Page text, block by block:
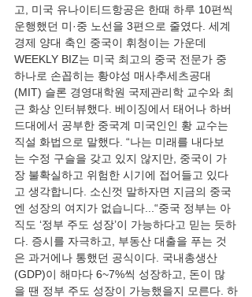
고, 미국 유나이티드항공은 한때 하루 10편씩
운행했던 미·중 노선을 3편으로 줄였다. 세계
경제 양대 축인 중국이 휘청이는 가운데
WEEKLY BIZ는 미국 최고의 중국 전문가 중
하나로 손꼽히는 황야성 매사추세츠공대
(MIT) 슬론 경영대학원 국제관리학 교수와 최
근 화상 인터뷰했다. 베이징에서 태어나 하버
드대에서 공부한 중국계 미국인인 황 교수는
직설 화법으로 말했다. “나는 미래를 내다보
는 수정 구슬을 갖고 있지 않지만, 중국이 가
장 불확실하고 위험한 시기에 접어들고 있다
고 생각합니다. 소신껏 말하자면 지금의 중국
엔 성장의 여지가 없습니다...“중국 정부는 아
직도 ‘정부 주도 성장’이 가능하다고 믿는 듯하
다. 증시를 자극하고, 부동산 대출을 푸는 것
은 과거에나 통했던 공식이다. 국내총생산
(GDP)이 해마다 6~7%씩 성장하고, 돈이 많
을 땐 정부 주도 성장이 가능했을지 모른다. 하